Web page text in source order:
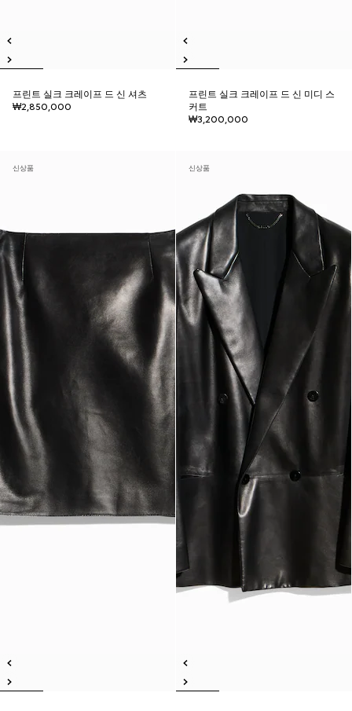
프린트 실크 크레이프 드 신 셔츠
₩2,850,000
프린트 실크 크레이프 드 신 미디 스
커트
₩3,200,000
신상품 신상품